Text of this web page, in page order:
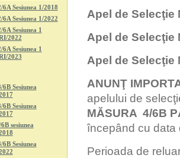
6A Sesiunea 1/2018
6A Sesiunea 1/2022
6A Sesiunea 1
2022
6A Sesiunea 1
2023
6B Sesiunea
6B Sesiunea
sesiunea
6B Sesiunea
Apel de Selecţie
Apel de Selecţie
Apel de Selecţie
ANUNŢ
apelului de
MĂSURA 4/6B
începând cu data
Perioada de